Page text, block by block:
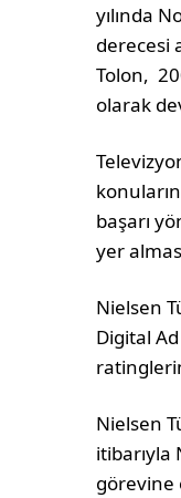
yılında
derecesi
Tolon,
olarak
başarı
yer
Nielsen
Digital
Nielsen
itibarıyla
görevine